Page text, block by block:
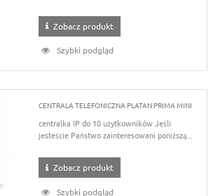
Zobacz produkt
Szybki podgląd
CENTRALA TELEFONICZNA PLATAN PRIMA MINI
centralka IP do 10 użytkowników Jeśli
jesteście Państwo zainteresowani poniższą...
Zobacz produkt
Szybki podgląd